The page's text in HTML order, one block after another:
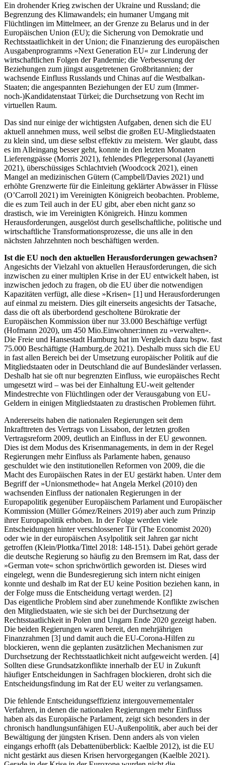
Ein drohender Krieg zwischen der Ukraine und Russland; die
Begrenzung des Klimawandels; ein humaner Umgang mit
Flüchtlingen im Mittelmeer, an der Grenze zu Belarus und in der
Europäischen Union (EU); die Sicherung von Demokratie und
Rechtsstaatlichkeit in der Union; die Finanzierung des europäischen
Ausgabenprogramms »Next Generation EU« zur Linderung der
wirtschaftlichen Folgen der Pandemie; die Verbesserung der
Beziehungen zum jüngst ausgetretenen Großbritannien; der
wachsende Einfluss Russlands und Chinas auf die Westbalkan-
Staaten; die angespannten Beziehungen der EU zum (Immer-
noch-)Kandidatenstaat Türkei; die Durchsetzung von Recht im
virtuellen Raum.
Das sind nur einige der wichtigsten Aufgaben, denen sich die EU
aktuell annehmen muss, weil selbst die großen EU-Mitgliedstaaten
zu klein sind, um diese selbst effektiv zu meistern. Wer glaubt, dass
es im Alleingang besser geht, konnte in den letzten Monaten
Lieferengpässe (Morris 2021), fehlendes Pflegepersonal (Jayanetti
2021), überschüssiges Schlachtvieh (Woodcock 2021), einen
Mangel an medizinischen Gütern (Campbell/Davies 2021) und
erhöhte Grenzwerte für die Einleitung geklärter Abwässer in Flüsse
(O’Carroll 2021) im Vereinigten Königreich beobachten. Probleme,
die es zum Teil auch in der EU gibt, aber eben nicht ganz so
drastisch, wie im Vereinigten Königreich. Hinzu kommen
Herausforderungen, ausgelöst durch gesellschaftliche, politische und
wirtschaftliche Transformationsprozesse, die uns alle in den
nächsten Jahrzehnten noch beschäftigen werden.
Ist die EU noch den aktuellen Herausforderungen gewachsen?
Angesichts der Vielzahl von aktuellen Herausforderungen, die sich
inzwischen zu einer multiplen Krise in der EU entwickelt haben, ist
inzwischen jedoch zu fragen, ob die EU über die notwendigen
Kapazitäten verfügt, alle diese »Krisen« [1] und Herausforderungen
auf einmal zu meistern. Dies gilt einerseits angesichts der Tatsache,
dass die oft als überbordend gescholtene Bürokratie der
Europäischen Kommission über nur 33.000 Beschäftige verfügt
(Hofmann 2020), um 450 Mio.Einwohner:innen zu »verwalten«.
Die Freie und Hansestadt Hamburg hat im Vergleich dazu bspw. fast
75.000 Beschäftigte (Hamburg.de 2021). Deshalb muss sich die EU
in fast allen Bereich bei der Umsetzung europäischer Politik auf die
Mitgliedstaaten oder in Deutschland die auf Bundesländer verlassen.
Deshalb hat sie oft nur begrenzten Einfluss, wie europäisches Recht
umgesetzt wird – was bei der Einhaltung EU-weit geltender
Mindestrechte von Flüchtlingen oder der Verausgabung von EU-
Geldern in einigen Mitgliedstaaten zu drastischen Problemen führt.
Andererseits haben die nationalen Regierungen seit dem
Inkrafttreten des Vertrags von Lissabon, der letzten großen
Vertragsreform 2009, deutlich an Einfluss in der EU gewonnen.
Dies ist dem Modus des Krisenmanagements, in dem in der Regel
Regierungen mehr Einfluss als Parlamente haben, genauso
geschuldet wie den institutionellen Reformen von 2009, die die
Macht des Europäischen Rates in der EU gestärkt haben. Unter dem
Begriff der »Unionsmethode« hat Angela Merkel (2010) den
wachsenden Einfluss der nationalen Regierungen in der
Europapolitik gegenüber Europäischem Parlament und Europäischer
Kommission (Müller Gómez/Reiners 2019) aber auch zum Prinzip
ihrer Europapolitik erhoben. In der Folge werden viele
Entscheidungen hinter verschlossener Tür (The Economist 2020)
oder wie in der europäischen Asylpolitik seit Jahren gar nicht
getroffen (Klein/Plottka/Tittel 2018: 148-151). Dabei gehört gerade
die deutsche Regierung so häufig zu den Bremsern im Rat, dass der
»German vote« schon sprichwörtlich geworden ist. Dieses wird
eingelegt, wenn die Bundesregierung sich intern nicht einigen
konnte und deshalb im Rat der EU keine Position beziehen kann, in
der Folge muss die Entscheidung vertagt werden. [2]
Das eigentliche Problem sind aber zunehmende Konflikte zwischen
den Mitgliedstaaten, wie sie sich bei der Durchsetzung der
Rechtsstaatlichkeit in Polen und Ungarn Ende 2020 gezeigt haben.
Die beiden Regierungen waren bereit, den mehrjährigen
Finanzrahmen [3] und damit auch die EU-Corona-Hilfen zu
blockieren, wenn die geplanten zusätzlichen Mechanismen zur
Durchsetzung der Rechtsstaatlichkeit nicht aufgeweicht werden. [4]
Sollten diese Grundsatzkonflikte innerhalb der EU in Zukunft
häufiger Entscheidungen in Sachfragen blockieren, droht sich die
Entscheidungsfindung im Rat der EU weiter zu verlangsamen.
Die fehlende Entscheidungseffizienz intergouvernementaler
Verfahren, in denen die nationalen Regierungen mehr Einfluss
haben als das Europäische Parlament, zeigt sich besonders in der
chronisch handlungsunfähigen EU-Außenpolitik, aber auch bei der
Bewältigung der jüngsten Krisen. Denn anders als von vielen
eingangs erhofft (als Debattenüberblick: Kaelble 2012), ist die EU
nicht gestärkt aus diesen Krisen hervorgegangen (Kaelble 2021).